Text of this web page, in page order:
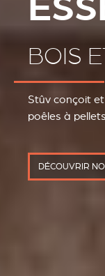
BOIS
Stûv conçoit
poêles à
DÉCOUVRIR